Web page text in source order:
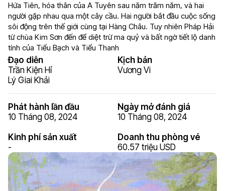
Hứa Tiên, hóa thân của A Tuyên sau năm trăm năm, và hai
người gặp nhau qua một cây cầu. Hai người bắt đầu cuộc sống
sôi động trên thế giới cùng tại Hàng Châu. Tuy nhiên Pháp Hải
từ chùa Kim Sơn đến để diệt trừ ma quỷ và bất ngờ tiết lộ danh
tính của Tiểu Bạch và Tiểu Thanh
Đạo diễn
Trần Kiện Hỉ
Lý Giai Khải
Kịch bản
Vương Vi
Phát hành lần đầu
10 Tháng 08, 2024
Ngày mở đánh giá
10 Tháng 08, 2024
Kinh phí sản xuất
-
Doanh thu phòng vé
60.57 triệu USD